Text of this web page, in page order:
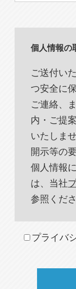
個人情報の
ご送付い
つ安全に
ご連絡、
内・ご提
いたしま
開示等の
個人情報
は、当社
参照くださ
プライバ